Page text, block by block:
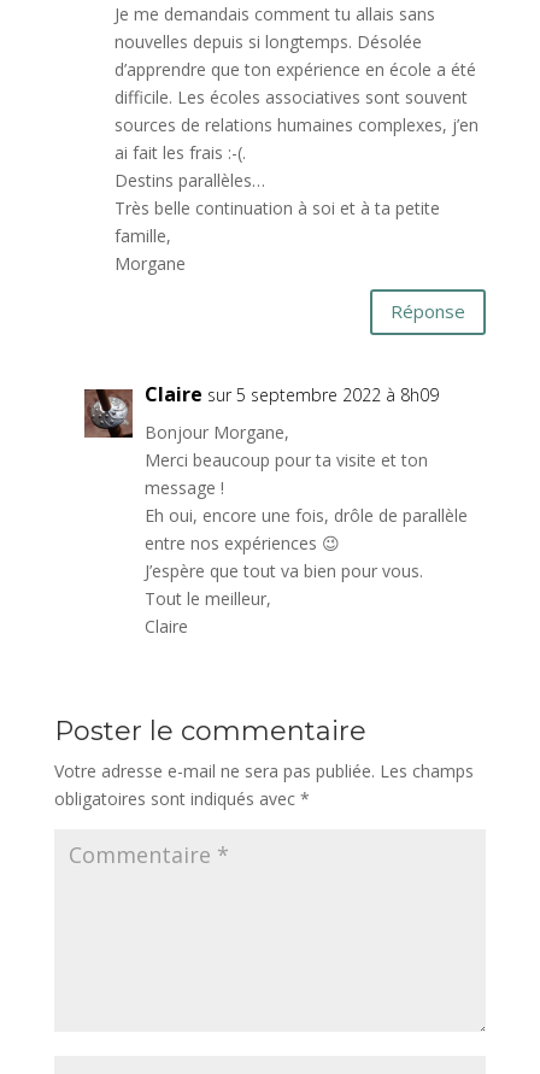
Je me demandais comment tu allais sans
nouvelles depuis si longtemps. Désolée
d’apprendre que ton expérience en école a été
difficile. Les écoles associatives sont souvent
sources de relations humaines complexes, j’en
ai fait les frais :-(.
Destins parallèles…
Très belle continuation à soi et à ta petite
famille,
Morgane
Réponse
Claire sur 5 septembre 2022 à 8h09
Bonjour Morgane,
Merci beaucoup pour ta visite et ton
message !
Eh oui, encore une fois, drôle de parallèle
entre nos expériences 😉
J’espère que tout va bien pour vous.
Tout le meilleur,
Claire
Poster le commentaire
Votre adresse e-mail ne sera pas publiée. Les champs
obligatoires sont indiqués avec *